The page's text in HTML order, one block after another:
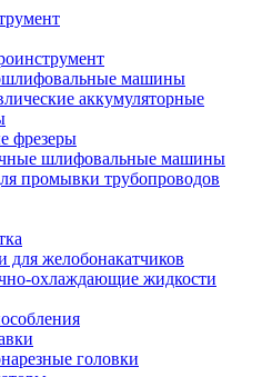
машины
аккумуляторные
фрезеры
шлифовальные машины
промывки трубопроводов
для желобонакатчиков
охлаждающие жидкости
головки